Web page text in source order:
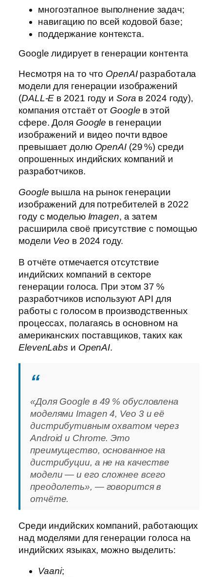
многоэтапное выполнение задач;
навигацию по всей кодовой базе;
поддержание контекста.
Google лидирует в генерации контента
Несмотря на то что OpenAIразработала
модели для генерации изображений
(DALL‑E в 2021 году и Sora в 2024 году),
компания отстаёт от Google в этой
сфере. Доля Google в генерации
изображений и видео почти вдвое
превышает долю OpenAI(29 %) среди
опрошенных индийских компаний и
разработчиков.
Google вышла на рынок генерации
изображений для потребителей в 2022
году с моделью Imagen, а затем
расширила своё присутствие с помощью
модели Veo в 2024 году.
В отчёте отмечается отсутствие
индийских компаний в секторе
генерации голоса. При этом 37 %
разработчиков используют API для
работы с голосом в производственных
процессах, полагаясь в основном на
американских поставщиков, таких как
ElevenLabs и OpenAI.
«Доля Google в 49 % обусловлена
моделями Imagen 4, Veo 3и её
дистрибутивным охватом через
Android и Chrome. Это
преимущество, основанное на
дистрибуции, а не на качестве
модели — и его сложнее всего
преодолеть», — говорится в
отчёте.
Среди индийских компаний, работающих
над моделями для генерации голоса на
индийских языках, можно выделить:
Vaani;